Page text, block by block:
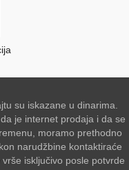
su iskazane u dinarima.
je internet prodaja i da se
moramo prethodno
narudžbine kontaktiraće
isključivo posle potvrde